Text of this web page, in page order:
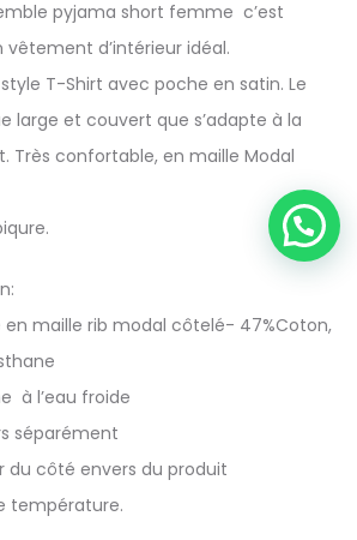
pyjama short femme c’est
d’intérieur idéal.
T-Shirt avec poche en satin. Le
large et couvert que s’adapte à la
Très confortable, en maille Modal
maille rib modal côtelé- 47%Coton,
à l’eau froide
séparément
du côté envers du produit
température.